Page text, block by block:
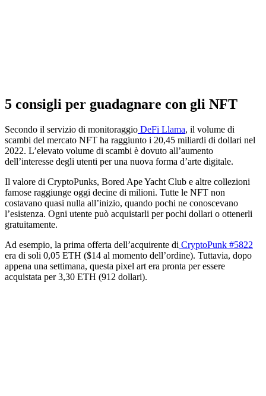
5 consigli per guadagnare con gli NFT
Secondo il servizio di monitoraggio DeFi Llama, il volume di
scambi del mercato NFT ha raggiunto i 20,45 miliardi di dollari nel
2022. L’elevato volume di scambi è dovuto all’aumento
dell’interesse degli utenti per una nuova forma d’arte digitale.
Il valore di CryptoPunks, Bored Ape Yacht Club e altre collezioni
famose raggiunge oggi decine di milioni. Tutte le NFT non
costavano quasi nulla all’inizio, quando pochi ne conoscevano
l’esistenza. Ogni utente può acquistarli per pochi dollari o ottenerli
gratuitamente.
Ad esempio, la prima offerta dell’acquirente di CryptoPunk #5822
era di soli 0,05 ETH ($14 al momento dell’ordine). Tuttavia, dopo
appena una settimana, questa pixel art era pronta per essere
acquistata per 3,30 ETH (912 dollari).